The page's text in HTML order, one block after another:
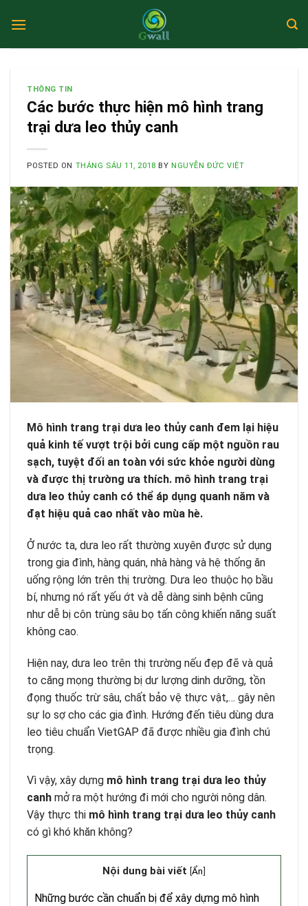
THÔNG TIN
Các bước thực hiện mô hình trang
trại dưa leo thủy canh
POSTED ON THÁNG SÁU 11, 2018 BY NGUYỄN ĐỨC VIỆT
Mô hình trang trại dưa leo thủy canh đem lại hiệu
quả kinh tế vượt trội bởi cung cấp một nguồn rau
sạch, tuyệt đối an toàn với sức khỏe người dùng
và được thị trường ưa thích. mô hình trang trại
dưa leo thủy canh có thể áp dụng quanh năm và
đạt hiệu quả cao nhất vào mùa hè.
Ở nước ta, dưa leo rất thường xuyên được sử dụng
trong gia đình, hàng quán, nhà hàng và hệ thống ăn
uống rộng lớn trên thị trường. Dưa leo thuộc họ bầu
bí, nhưng nó rất yếu ớt và dễ dàng sinh bệnh cũng
như dễ bị côn trùng sâu bọ tấn công khiến năng suất
không cao.
Hiện nay, dưa leo trên thị trường nếu đẹp đẽ và quả
to căng mọng thường bị dư lượng dinh dưỡng, tồn
đọng thuốc trừ sâu, chất bảo vệ thực vật,… gây nên
sự lo sợ cho các gia đình. Hướng đến tiêu dùng dưa
leo tiêu chuẩn VietGAP đã được nhiều gia đình chú
trọng.
Vì vậy, xây dựng mô hình trang trại dưa leo thủy
canh mở ra một hướng đi mới cho người nông dân.
Vậy thực thi mô hình trang trại dưa leo thủy canh
có gì khó khăn không?
Nội dung bài viết [Ẩn]
Những bước cần chuẩn bị để xây dựng mô hình